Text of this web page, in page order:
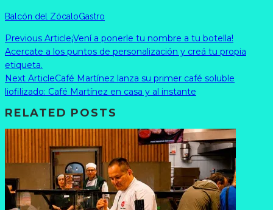
Balcón del ZócaloGastro
Previous Article¡Vení a ponerle tu nombre a tu botella!
Acercate a los puntos de personalización y creá tu propia
etiqueta.
Next ArticleCafé Martínez lanza su primer café soluble
liofilizado: Café Martínez en casa y al instante
RELATED POSTS